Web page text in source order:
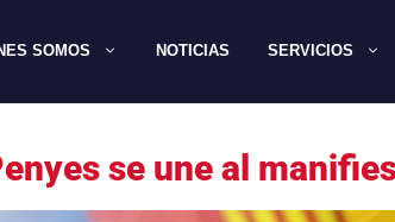
SOMOS NOTICIAS SERVICIOS
se une al